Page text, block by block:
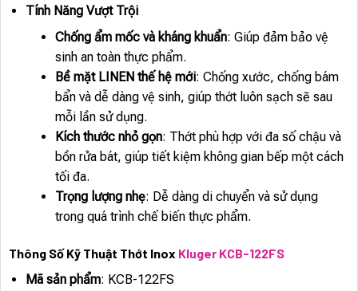
Tính Năng Vượt Trội
Chống ẩm mốc và kháng khuẩn: Giúp đảm bảo vệ
sinh an toàn thực phẩm.
Bề mặt LINEN thế hệ mới: Chống xước, chống bám
bẩn và dễ dàng vệ sinh, giúp thớt luôn sạch sẽ sau
mỗi lần sử dụng.
Kích thước nhỏ gọn: Thớt phù hợp với đa số chậu và
bồn rửa bát, giúp tiết kiệm không gian bếp một cách
tối đa.
Trọng lượng nhẹ: Dễ dàng di chuyển và sử dụng
trong quá trình chế biến thực phẩm.
Thông Số Kỹ Thuật Thớt Inox Kluger KCB-122FS
Mã sản phẩm: KCB-122FS